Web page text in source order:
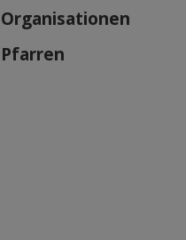
Organisationen
Pfarren